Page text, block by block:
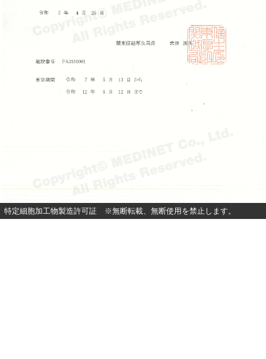
特定細胞加工物製造許可証 ※無断転載、無断使用を禁止します。